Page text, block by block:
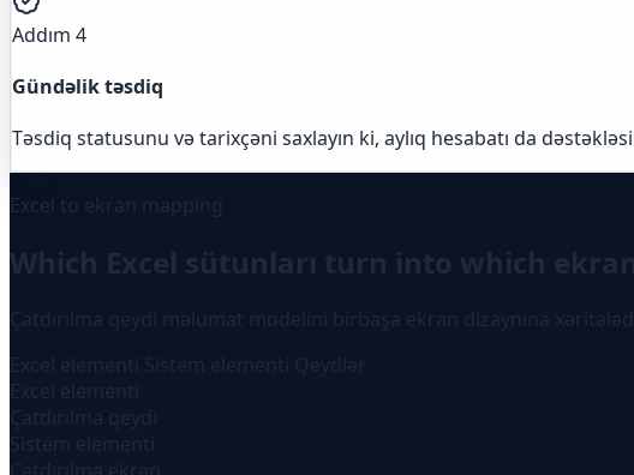
Addım 4
Gündəlik təsdiq
Təsdiq statusunu və tarixçəni saxlayın ki, aylıq hesabatı da
Excel to ekran mapping